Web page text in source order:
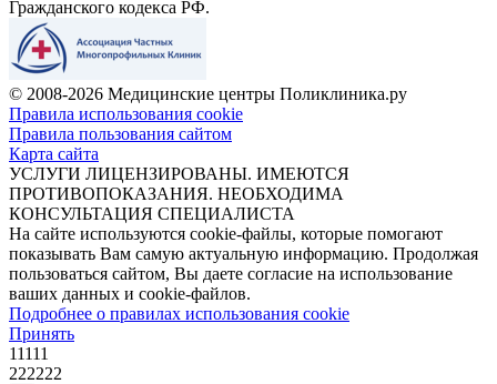
Гражданского кодекса РФ.
© 2008-2026 Медицинские центры Поликлиника.ру
Правила использования cookie
Правила пользования сайтом
Карта сайта
УСЛУГИ ЛИЦЕНЗИРОВАНЫ. ИМЕЮТСЯ
ПРОТИВОПОКАЗАНИЯ. НЕОБХОДИМА
КОНСУЛЬТАЦИЯ СПЕЦИАЛИСТА
На сайте используются cookie-файлы, которые помогают
показывать Вам самую актуальную информацию. Продолжая
пользоваться сайтом, Вы даете согласие на использование
ваших данных и cookie-файлов.
Подробнее о правилах использования cookie
Принять
11111
222222